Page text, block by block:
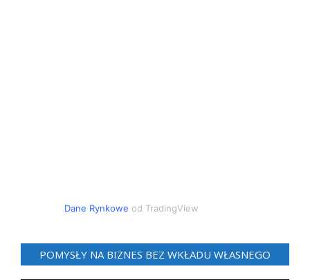
Dane Rynkowe od TradingView
POMYSŁY NA BIZNES BEZ WKŁADU WŁASNEGO